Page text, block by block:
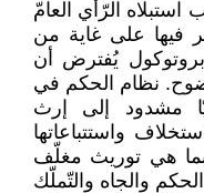
الرّأي العامّ
فيها على غاية من
بروتوكول يُفترض أن
نظام الحكم في
مشدود إلى إرث
واستتباعاتها
بما هي توريث مغلّف
والجاه والتّملّك